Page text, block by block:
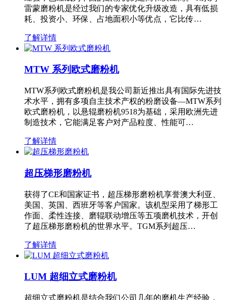
雷蒙磨粉机是经过我们的专家优化升级改造，具有低损
耗、投资小、环保、占地面积小等优点，它比传…
了解详情
MTW 系列欧式磨粉机
MTW系列欧式磨粉机是我公司新近推出具有国际先进技
术水平，拥有多项自主技术产权的粉磨设备—MTW系列
欧式磨粉机，以悬辊磨粉机9518为基础，采用欧洲先进
制造技术，它能满足客户对产品粒度、性能可…
了解详情
超压梯形磨粉机
获得了CE和国家证书，超压梯形磨粉机享誉澳大利亚、
美国、英国、西班牙等客户国家。该机型采用了梯形工
作面、柔性连接、磨辊联动增压等五项磨机技术，开创
了超压梯形磨粉机的世界水平。TGM系列超压…
了解详情
LUM 超细立式磨粉机
超细立式磨粉机是结合我们公司几年的磨机生产经验，